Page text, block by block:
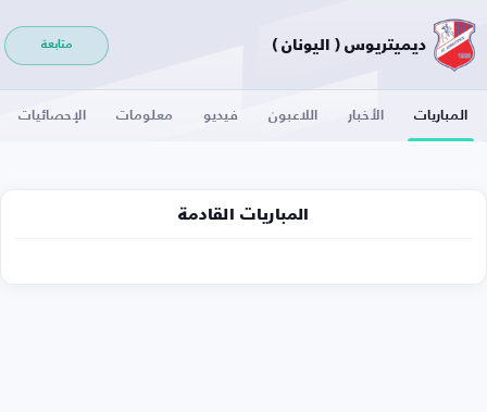
ديميتريوس ( اليونان ) متابعة
المباريات الأخبار اللاعبون فيديو معلومات الإحصائيات
المباريات القادمة